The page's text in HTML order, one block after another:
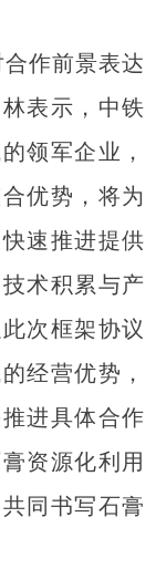
作前景表达
表示，中铁
领军企业，
优势，将为
速推进提供
术积累与产
次框架协议
经营优势，
进具体合作
资源化利用
同书写石膏